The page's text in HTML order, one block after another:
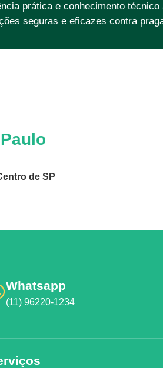
prática e conhecimento técnico
seguras e eficazes contra
de SP
Whatsapp
(11) 96220-1234